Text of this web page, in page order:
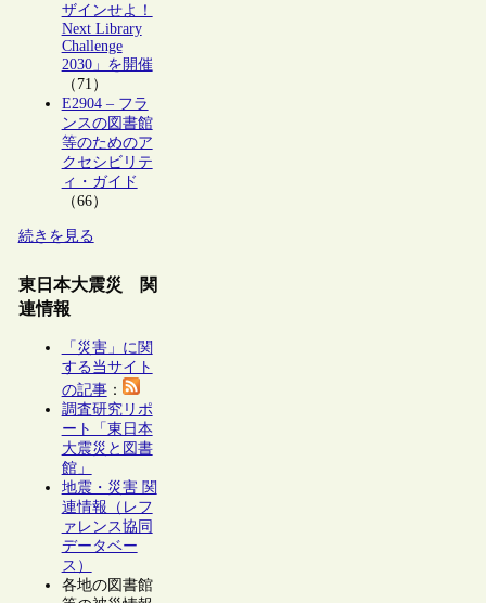
ザインせよ！
Next Library
Challenge
2030」を開催
（71）
E2904 – フラ
ンスの図書館
等のためのア
クセシビリテ
ィ・ガイド
（66）
続きを見る
東日本大震災 関
連情報
「災害」に関
する当サイト
の記事：
調査研究リポ
ート「東日本
大震災と図書
館」
地震・災害 関
連情報（レフ
ァレンス協同
データベー
ス）
各地の図書館